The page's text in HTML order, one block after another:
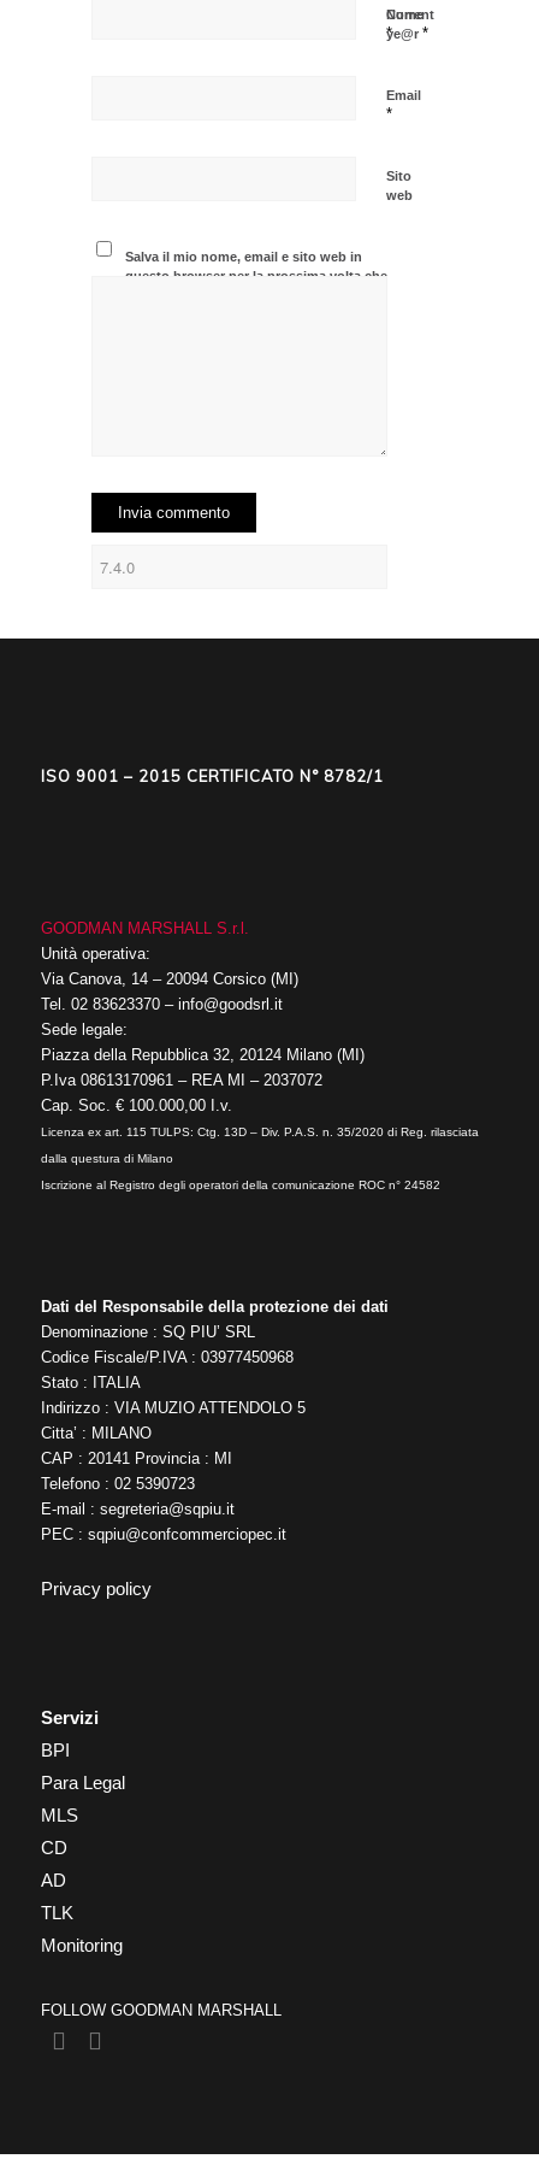
Nome
*
Email
*
Sito
web
Salva il mio nome, email e sito web in
questo browser per la prossima volta che
Current
ye@r*
ISO 9001 – 2015 CERTIFICATO N° 8782/1
GOODMAN MARSHALL S.r.l.
Unità operativa:
Via Canova, 14 – 20094 Corsico (MI)
Tel. 02 83623370– info@goodsrl.it
Sede legale:
Piazza della Repubblica 32, 20124 Milano (MI)
P.Iva 08613170961 – REA MI – 2037072
Cap. Soc. € 100.000,00 I.v.
Licenza ex art. 115 TULPS: Ctg. 13D – Div. P.A.S. n. 35/2020 di Reg. rilasciata
dalla questura di Milano
Iscrizione al Registro degli operatori della comunicazione ROC n° 24582
Dati del Responsabile della protezione dei dati
Denominazione : SQ PIU’ SRL
Codice Fiscale/P.IVA : 03977450968
Stato : ITALIA
Indirizzo : VIA MUZIO ATTENDOLO 5
Citta’ : MILANO
CAP : 20141 Provincia : MI
Telefono : 02 5390723
E-mail : segreteria@sqpiu.it
PEC : sqpiu@confcommerciopec.it
Privacy policy
Servizi
BPI
Para Legal
MLS
CD
AD
TLK
Monitoring
FOLLOW GOODMAN MARSHALL